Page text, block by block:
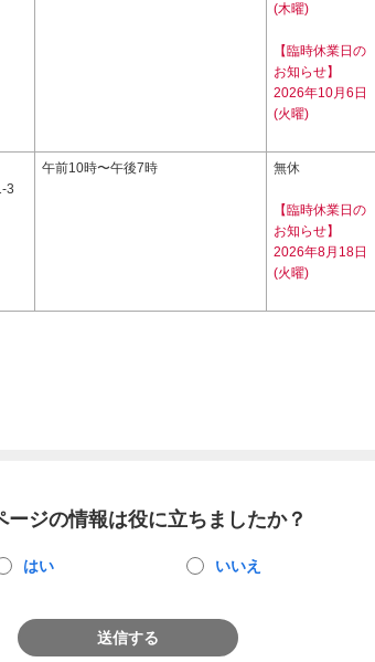
(木曜)
【臨時休業日の
お知らせ】
2026年10月6日
(火曜)
3
午前10時〜午後7時 無休
【臨時休業日の
お知らせ】
2026年8月18日
(火曜)
ージの情報は役に立ちましたか？
はい いいえ
送信する